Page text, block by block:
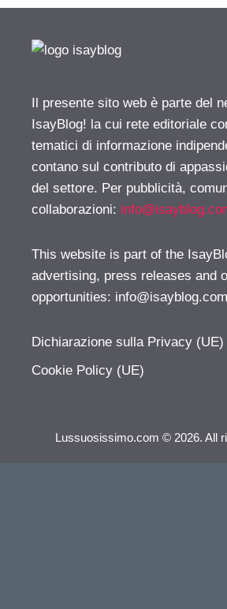
Il presente sito web è parte del
IsayBlog! la cui rete editoriale
tematici di informazione
contano sul contributo di
del settore. Per pubblicità,
collaborazioni:
This website is part of the
advertising, press releases and
opportunities:
Dichiarazione sulla Privacy (UE)
Cookie Policy (UE)
Lussuosissimo.com © 2026. All